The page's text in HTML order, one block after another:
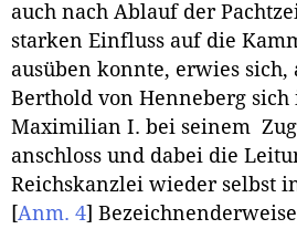
auch nach Ablauf der
starken Einfluss auf die
ausüben konnte, erwies sich,
Berthold von Henneberg sich
Maximilian I. bei seinem
anschloss und dabei die
Reichskanzlei wieder selbst
[Anm. 4]